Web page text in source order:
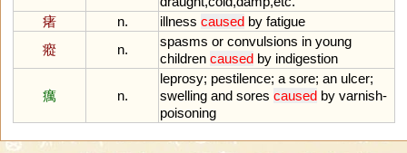
瘏
n. illness caused by fatigue
瘲
n.
spasms or convulsions in young
children caused by indigestion
癘 n.
leprosy; pestilence; a sore; an ulcer;
swelling and sores caused by varnish-
poisoning